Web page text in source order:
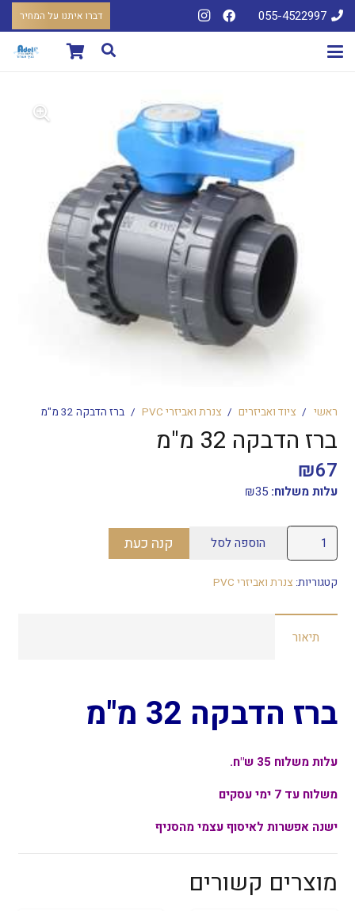
055-4522997 דברו איתנו על המחיר
ראשי / ציוד ואביזרים / צנרת ואביזרי PVC / ברז הדבקה 32 מ"מ
ברז הדבקה 32 מ"מ
₪67
עלות משלוח: ₪35
כמות
של
ברז
32
הוספה לסל קנה כעת
קטגוריות: צנרת ואביזרי PVC
תיאור
ברז הדבקה 32 מ"מ
עלות משלוח 35 ש"ח.
משלוח עד 7 ימי עסקים
ישנה אפשרות לאיסוף עצמי מהסניף
מוצרים קשורים